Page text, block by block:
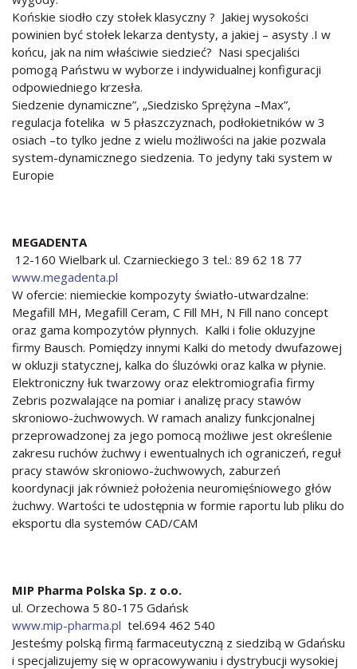
Końskie siodło czy stołek klasyczny ? Jakiej wysokości
powinien być stołek lekarza dentysty, a jakiej – asysty .I w
końcu, jak na nim właściwie siedzieć? Nasi specjaliści
pomogą Państwu w wyborze i indywidualnej konfiguracji
odpowiedniego krzesła.
Siedzenie dynamiczne”, „Siedzisko Sprężyna –Max”,
regulacja fotelika w 5 płaszczyznach, podłokietników w 3
osiach –to tylko jedne z wielu możliwości na jakie pozwala
system-dynamicznego siedzenia. To jedyny taki system w
Europie
MEGADENTA
12-160 Wielbark ul. Czarnieckiego 3 tel.: 89 62 18 77
www.megadenta.pl
W ofercie: niemieckie kompozyty światło-utwardzalne:
Megafill MH, Megafill Ceram, C Fill MH, N Fill nano concept
oraz gama kompozytów płynnych. Kalki i folie okluzyjne
firmy Bausch. Pomiędzy innymi Kalki do metody dwufazowej
w okluzji statycznej, kalka do śluzówki oraz kalka w płynie.
Elektroniczny łuk twarzowy oraz elektromiografia firmy
Zebris pozwalające na pomiar i analizę pracy stawów
skroniowo-żuchwowych. W ramach analizy funkcjonalnej
przeprowadzonej za jego pomocą możliwe jest określenie
zakresu ruchów żuchwy i ewentualnych ich ograniczeń, reguł
pracy stawów skroniowo-żuchwowych, zaburzeń
koordynacji jak również położenia neuromięśniowego głów
żuchwy. Wartości te udostępnia w formie raportu lub pliku do
eksportu dla systemów CAD/CAM
MIP Pharma Polska Sp. z o.o.
ul. Orzechowa 5 80-175 Gdańsk
www.mip-pharma.pl tel.694 462 540
Jesteśmy polską firmą farmaceutyczną z siedzibą w Gdańsku
i specjalizujemy się w opracowywaniu i dystrybucji wysokiej